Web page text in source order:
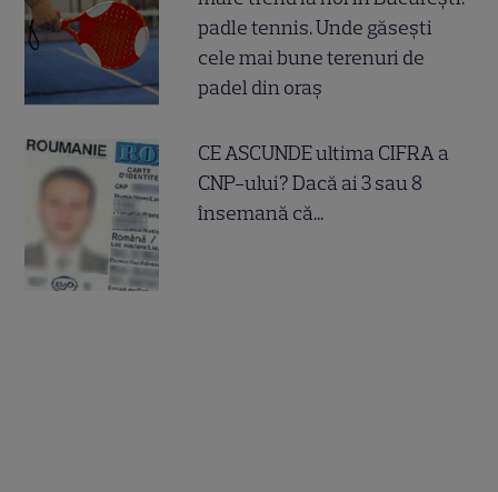
padle tennis. Unde găsești
cele mai bune terenuri de
padel din oraș
CE ASCUNDE ultima CIFRA a
CNP-ului? Dacă ai 3 sau 8
însemană că...